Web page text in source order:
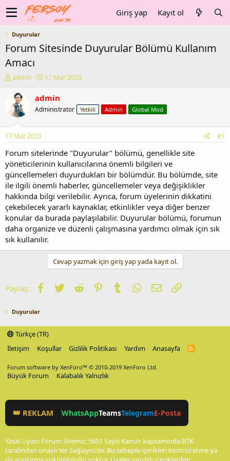
Giriş yap Kayıt ol
Duyurular
Forum Sitesinde Duyurular Bölümü Kullanım
Amacı
K
n
u
y
b
a
ş
l
a
t
a
n
admin
B
ş
a
ç
a
r
i
h
i
17 Mar 2023
admin
Administrator Yetkili Admin Global Mod
17 Mar 2023 #1
Forum sitelerinde "Duyurular" bölümü, genellikle site
yöneticilerinin kullanıcılarına önemli bilgileri ve
güncellemeleri duyurdukları bir bölümdür. Bu bölümde, site
ile ilgili önemli haberler, güncellemeler veya değişiklikler
hakkında bilgi verilebilir. Ayrıca, forum üyelerinin dikkatini
çekebilecek yararlı kaynaklar, etkinlikler veya diğer benzer
konular da burada paylaşılabilir. Duyurular bölümü, forumun
daha organize ve düzenli çalışmasına yardımcı olmak için sık
sık kullanılır.
Cevap yazmak için giriş yap yada kayıt ol.
Paylaş: Facebook
TwitterReddit PinterestTumblrWhatsApp
E-postaLink
Duyurular
Türkçe (TR)
İletişim
Koşullar Gizlilik Politikası Yardım Anasayfa
R
Forum software by XenForo™ © 2010-2019 XenForo Ltd.
Büyük Forum Kalabalık Yalnızlık
👑 REKLAM WhatsAppTeamsTelegramE-Posta
Yasal Uyarı: Forum Sitemiz; 5651 Sayılı Kanun kapsamında BTK
tarafından onaylı Yer Sağlayıcı'dır. Bu sebeple içerikleri kontrol etme ya